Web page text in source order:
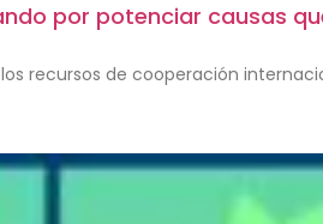
por potenciar causas
recursos de cooperación